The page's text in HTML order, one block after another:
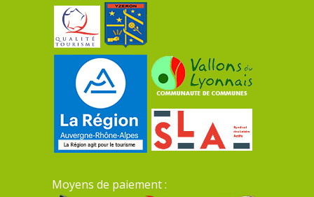
Moyens de paiement :